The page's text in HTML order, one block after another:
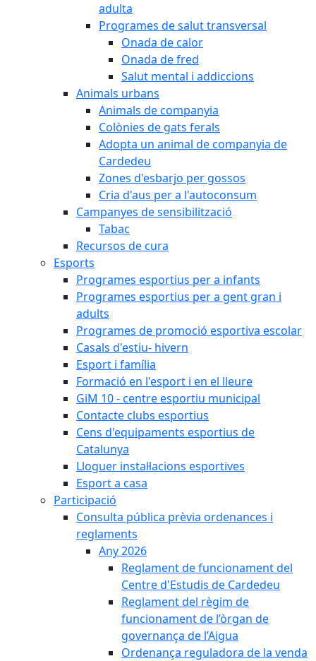
adulta
Programes de salut transversal
Onada de calor
Onada de fred
Salut mental i addiccions
Animals urbans
Animals de companyia
Colònies de gats ferals
Adopta un animal de companyia de
Cardedeu
Zones d'esbarjo per gossos
Cria d'aus per a l'autoconsum
Campanyes de sensibilització
Tabac
Recursos de cura
Esports
Programes esportius per a infants
Programes esportius per a gent gran i
adults
Programes de promoció esportiva escolar
Casals d'estiu- hivern
Esport i família
Formació en l'esport i en el lleure
GiM 10 - centre esportiu municipal
Contacte clubs esportius
Cens d'equipaments esportius de
Catalunya
Lloguer instal·lacions esportives
Esport a casa
Participació
Consulta pública prèvia ordenances i
reglaments
Any 2026
Reglament de funcionament del
Centre d'Estudis de Cardedeu
Reglament del règim de
funcionament de l’òrgan de
governança de l’Aigua
Ordenança reguladora de la venda